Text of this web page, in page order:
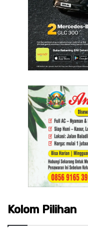
Kolom Pilihan